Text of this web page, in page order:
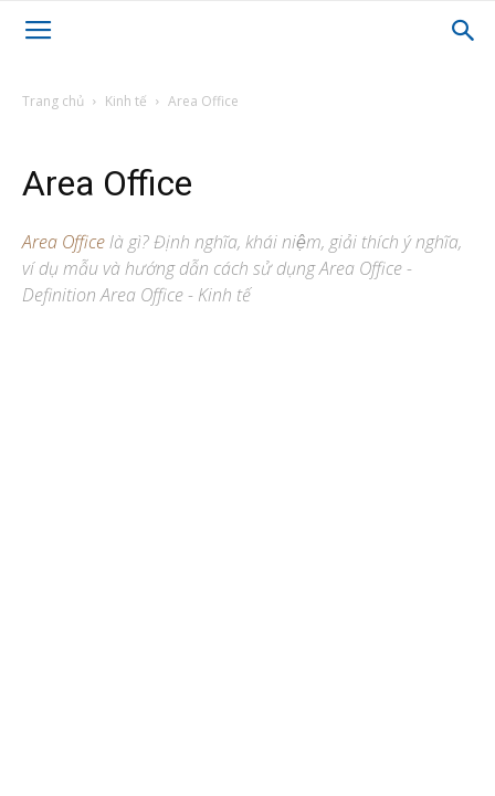
Trang chủ Kinh tế Area Office
Area Office
Area Officelà gì? Định nghĩa, khái niệm, giải thích ý nghĩa,
ví dụ mẫu và hướng dẫn cách sử dụng Area Office -
Definition Area Office - Kinh tế